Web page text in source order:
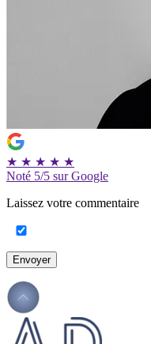
★ ★ ★ ★ ★
Noté 5/5 sur Google
Laissez votre commentaire
Envoyer